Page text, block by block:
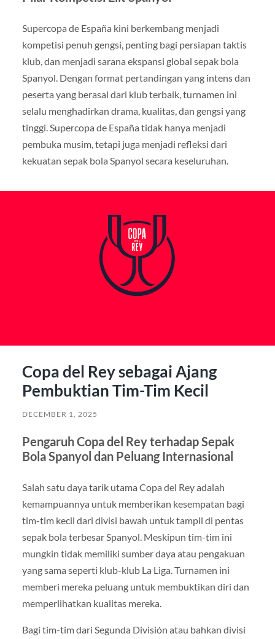
Supercopa de España kini berkembang menjadi
kompetisi penuh gengsi, penting bagi persiapan taktis
klub, dan menjadi sarana ekspansi global sepak bola
Spanyol. Dengan format pertandingan yang intens dan
peserta yang berasal dari klub terbaik, turnamen ini
selalu menghadirkan drama, kualitas, dan gengsi yang
tinggi. Supercopa de España tidak hanya menjadi
pembuka musim, tetapi juga menjadi refleksi dari
kekuatan sepak bola Spanyol secara keseluruhan.
Copa del Rey sebagai Ajang
Pembuktian Tim-Tim Kecil
DECEMBER 1, 2025
Pengaruh Copa del Rey terhadap Sepak
Bola Spanyol dan Peluang Internasional
Salah satu daya tarik utama Copa del Rey adalah
kemampuannya untuk memberikan kesempatan bagi
tim-tim kecil dari divisi bawah untuk tampil di pentas
sepak bola terbesar Spanyol. Meskipun tim-tim ini
mungkin tidak memiliki sumber daya atau pengakuan
yang sama seperti klub-klub La Liga. Turnamen ini
memberi mereka peluang untuk membuktikan diri dan
memperlihatkan kualitas mereka.
Bagi tim-tim dari Segunda División atau bahkan divisi